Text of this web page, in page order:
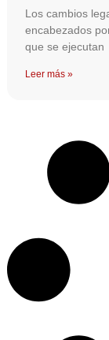
Los cambios
encabezados
que se ejecutan
Leer más »